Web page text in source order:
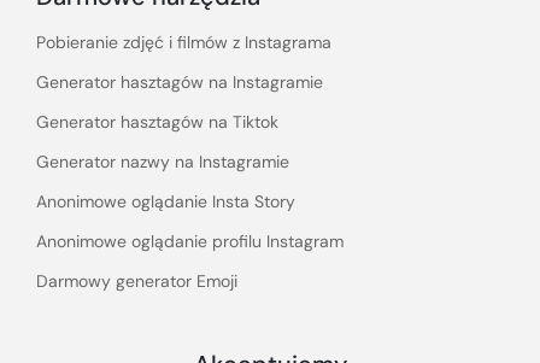
Pobieranie zdjęć i filmów z Instagrama
Generator hasztagów na Instagramie
Generator hasztagów na Tiktok
Generator nazwy na Instagramie
Anonimowe oglądanie Insta Story
Anonimowe oglądanie profilu Instagram
Darmowy generator Emoji